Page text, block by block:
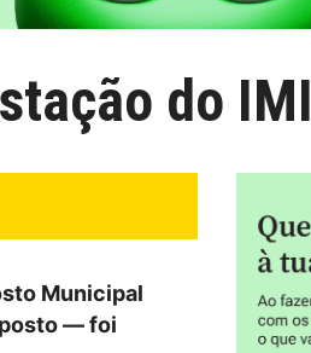
do IMI
Municipal
— foi